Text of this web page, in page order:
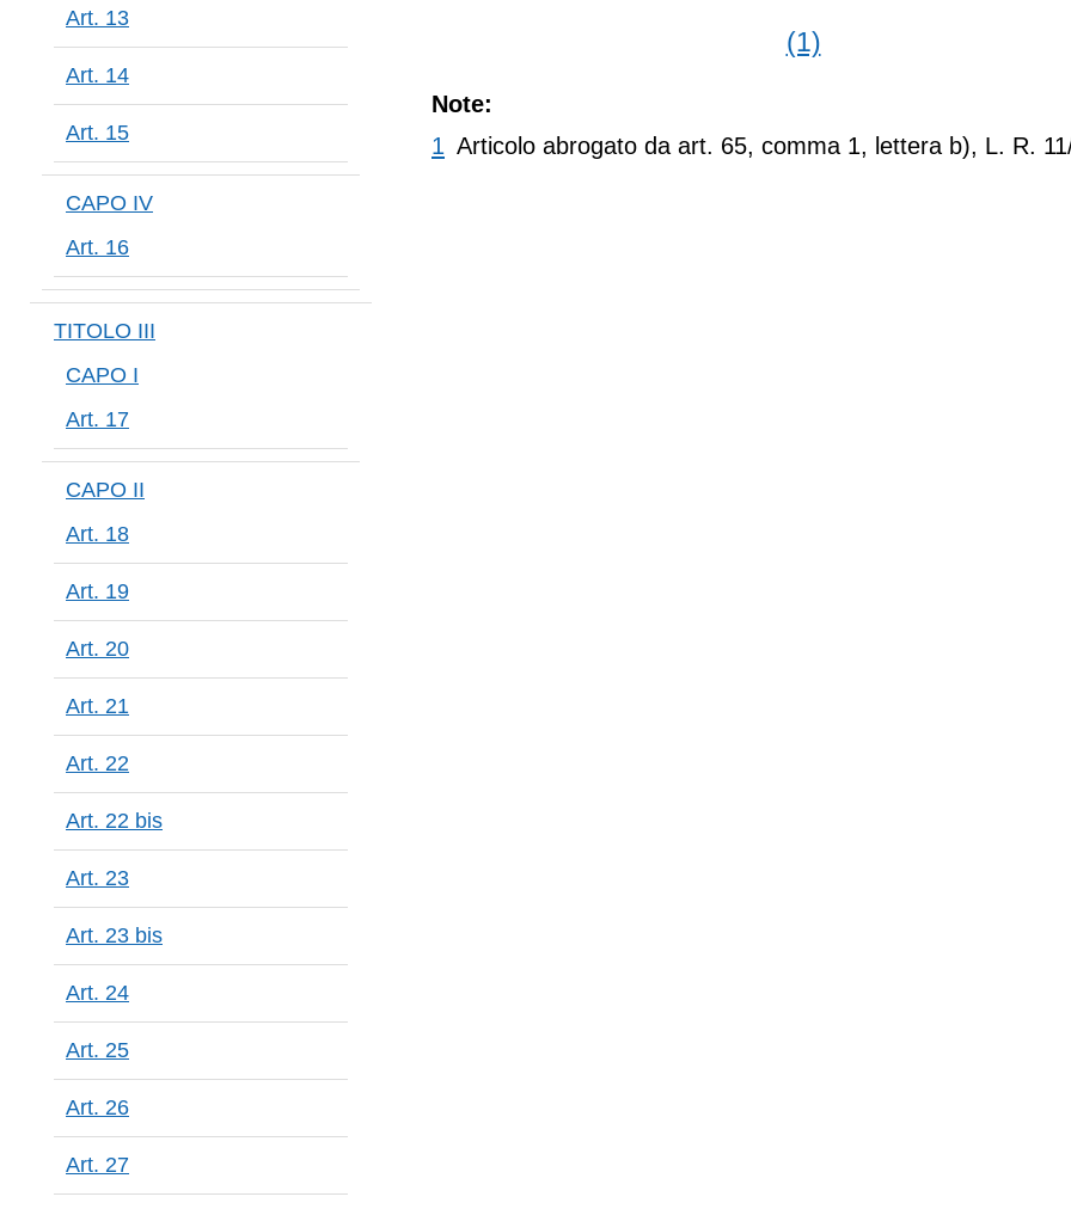
Art. 13
Art. 14
Art. 15
CAPO IV
Art. 16
TITOLO III
CAPO I
Art. 17
CAPO II
Art. 18
Art. 19
Art. 20
Art. 21
Art. 22
Art. 22 bis
Art. 23
Art. 23 bis
Art. 24
Art. 25
Art. 26
Art. 27
(1)
Note:
1 Articolo abrogato da art. 65, comma 1, lettera b), L. R.